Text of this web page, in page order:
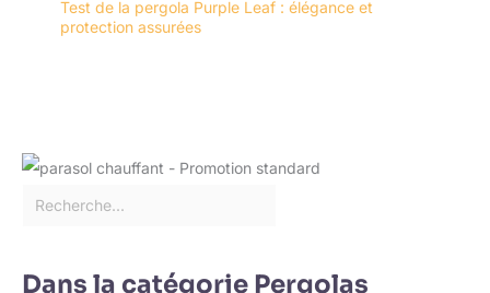
Test de la pergola Purple Leaf : élégance et
protection assurées
Dans la catégorie Pergolas